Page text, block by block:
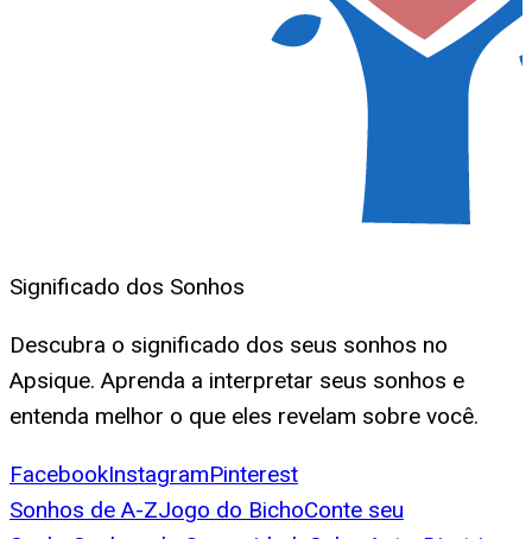
Significado dos Sonhos
Descubra o significado dos seus sonhos no
Apsique. Aprenda a interpretar seus sonhos e
entenda melhor o que eles revelam sobre você.
FacebookInstagramPinterest
Sonhos de A-ZJogo do BichoConte seu